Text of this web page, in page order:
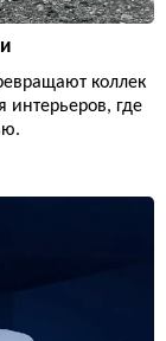
коллек
интерьеров, где